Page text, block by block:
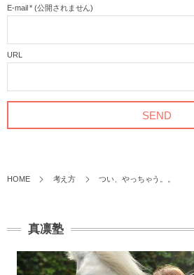
E-mail * (公開されません)
URL
HOME 考え方 つい、やっちゃう。。
真凛塾